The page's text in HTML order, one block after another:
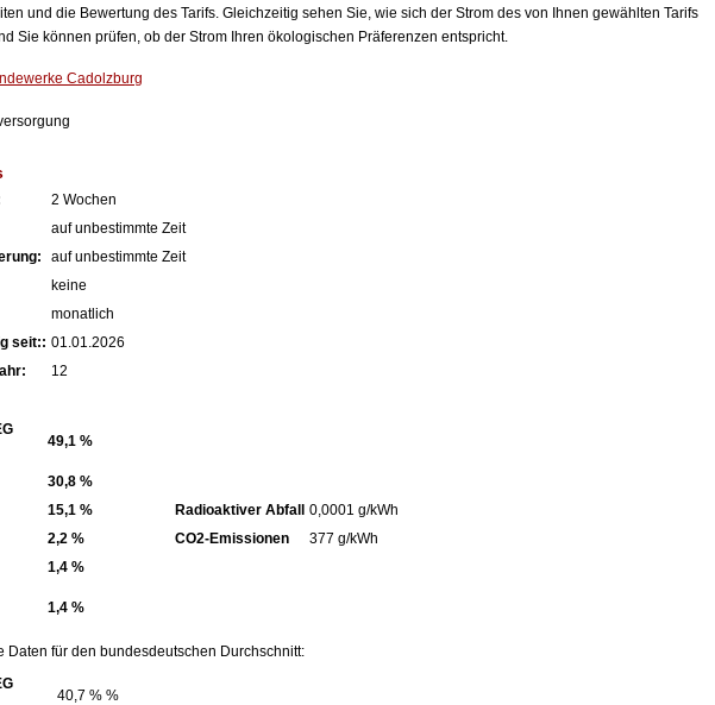
und die Bewertung des Tarifs. Gleichzeitig sehen Sie, wie sich der Strom des von Ihnen gewählten Tarifs
Sie können prüfen, ob der Strom Ihren ökologischen Präferenzen entspricht.
Cadolzburg
2 Wochen
auf unbestimmte Zeit
auf unbestimmte Zeit
keine
monatlich
seit:: 01.01.2026
12
49,1 %
30,8 %
15,1 %
2,2 %
1,4 %
1,4 %
Radioaktiver Abfall
0,0001 g/kWh
CO2-Emissionen
377 g/kWh
Daten für den bundesdeutschen Durchschnitt:
40,7 % %